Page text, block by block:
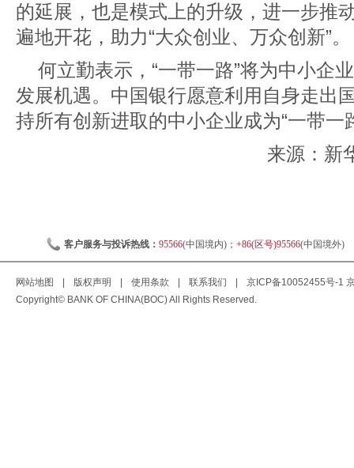
的延展，也是模式上的升级，进一步推
遍地开花，助力“大众创业、万众创新”。
何立勤表示，“一带一路”将为中小企
发展机遇。中国银行愿意利用自身走出
持所有创新进取的中小企业成为“一带一
来源：新
客户服务与投诉热线： 95566(中国境内)； +86(区号)95566(中国境外)
网站地图 版权声明 使用条款 联系我们 京ICP备10052455号-1
Copyright© BANK OF CHINA(BOC) All Rights Reserved.